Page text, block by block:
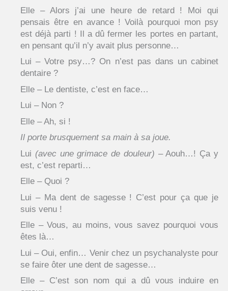
Elle – Alors j’ai une heure de retard ! Moi qui
pensais être en avance ! Voilà pourquoi mon psy
est déjà parti ! Il a dû fermer les portes en partant,
en pensant qu’il n’y avait plus personne…
Lui – Votre psy…? On n’est pas dans un cabinet
dentaire ?
Elle – Le dentiste, c’est en face…
Lui – Non ?
Elle – Ah, si !
Il porte brusquement sa main à sa joue.
Lui (avec une grimace de douleur) – Aouh…! Ça y
est, c’est reparti…
Elle – Quoi ?
Lui – Ma dent de sagesse ! C’est pour ça que je
suis venu !
Elle – Vous, au moins, vous savez pourquoi vous
êtes là…
Lui – Oui, enfin… Venir chez un psychanalyste pour
se faire ôter une dent de sagesse…
Elle – C’est son nom qui a dû vous induire en